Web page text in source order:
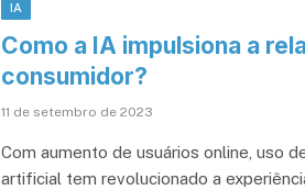
IA
Como a IA impulsiona a
consumidor?
11 de setembro de 2023
Com aumento de usuários online, uso
artificial tem revolucionado a